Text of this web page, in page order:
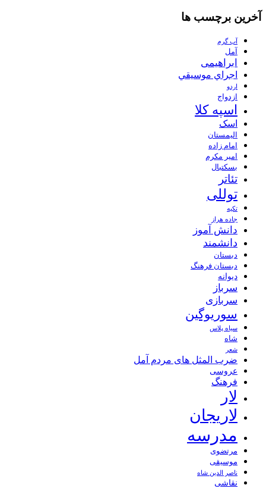
آخرین برچسب ها
آب گرم
آمل
ابراهیمی
اجراي موسيقي
اردو
ازدواج
اسپه کلا
اسک
الیمستان
امام زاده
امیر مکرم
بسکتبال
تئاتر
توللی
تکیه
جاده هراز
دانش آموز
دانشمند
دبستان
دبستان فرهنگ
دیوانه
سرباز
سربازی
سوریوگین
سیاه پلاس
شاه
شعر
ضرب المثل های مردم آمل
عروسی
فرهنگ
لار
لاریجان
مدرسه
مرتضوی
موسیقی
ناصر الدین شاه
نقاشی